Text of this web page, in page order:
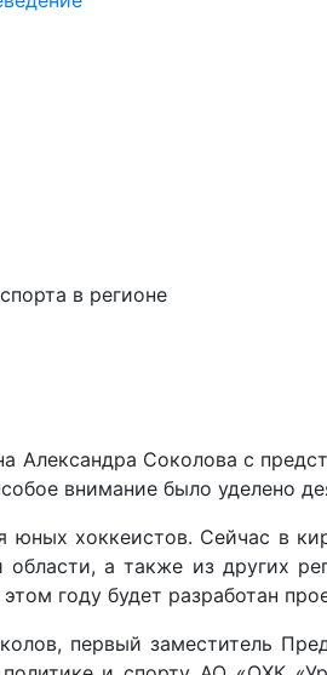
в регионе
Александра Соколова с
внимание было уделено
хоккеистов. Сейчас в
а также из других
году будет разработан
первый заместитель